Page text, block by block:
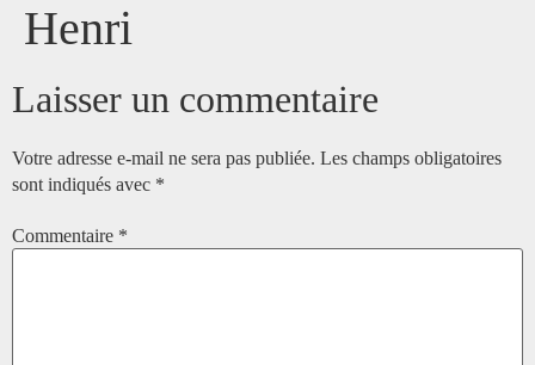
Henri
Laisser un commentaire
Votre adresse e-mail ne sera pas publiée. Les champs obligatoires
sont indiqués avec *
Commentaire *